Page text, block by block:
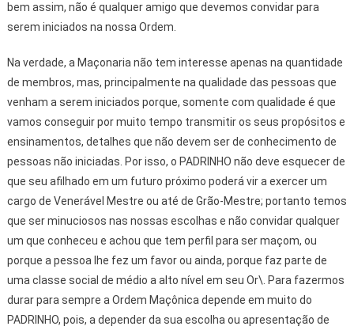
bem assim, não é qualquer amigo que devemos convidar para
serem iniciados na nossa Ordem.
Na verdade, a Maçonaria não tem interesse apenas na quantidade
de membros, mas, principalmente na qualidade das pessoas que
venham a serem iniciados porque, somente com qualidade é que
vamos conseguir por muito tempo transmitir os seus propósitos e
ensinamentos, detalhes que não devem ser de conhecimento de
pessoas não iniciadas. Por isso, o PADRINHO não deve esquecer de
que seu afilhado em um futuro próximo poderá vir a exercer um
cargo de Venerável Mestre ou até de Grão-Mestre; portanto temos
que ser minuciosos nas nossas escolhas e não convidar qualquer
um que conheceu e achou que tem perfil para ser maçom, ou
porque a pessoa lhe fez um favor ou ainda, porque faz parte de
uma classe social de médio a alto nível em seu Or\. Para fazermos
durar para sempre a Ordem Maçônica depende em muito do
PADRINHO, pois, a depender da sua escolha ou apresentação de